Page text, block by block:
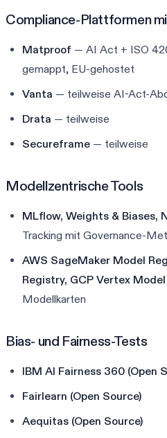
Compliance-Plattformen
Matproof — AI Act + ISO
gemappt, EU-gehostet
Vanta — teilweise AI-Act-
Drata — teilweise
Secureframe — teilweise
Modellzentrische Tools
MLflow, Weights & Biases,
Tracking mit Governance-
AWS SageMaker Model
Registry, GCP Vertex
Modellkarten
Bias- und Fairness-Tests
IBM AI Fairness 360 (Open
Fairlearn (Open Source)
Aequitas (Open Source)